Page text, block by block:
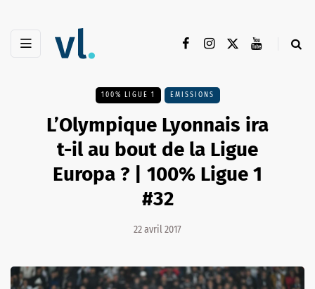
100% LIGUE 1 EMISSIONS
L’Olympique Lyonnais ira
t-il au bout de la Ligue
Europa ? | 100% Ligue 1
#32
22 avril 2017